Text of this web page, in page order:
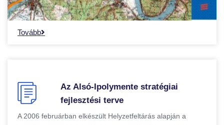
Tovább
Az Alsó-Ipolymente stratégiai
fejlesztési terve
A 2006 februárban elkészült Helyzetfeltárás alapján a